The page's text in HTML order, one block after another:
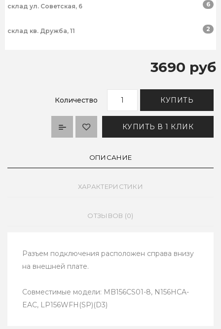
склад ул. Советская, 6 6
склад кв. Дружба, 11 2
3690 руб
Количество КУПИТЬ
КУПИТЬ В 1 КЛИК
ОПИСАНИЕ
ХАРАКТЕРИСТИКИ
ОТЗЫВОВ (0)
Разъем подключения расположен справа внизу
на внешней плате.
Совместимые модели: MB156CS01-8, N156HCA-
EAC, LP156WFH(SP)(D3)